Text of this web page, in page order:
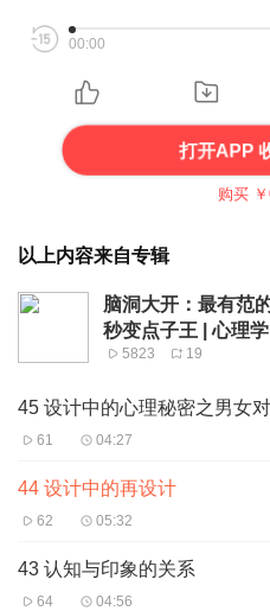
00:00
打开APP
购买 ￥
以上内容来自专辑
脑洞大开：最有范
秒变点子王 | 心理
5823 19
45 设计中的心理秘密之男女
61 04:27
44 设计中的再设计
62 05:32
43 认知与印象的关系
64 04:56